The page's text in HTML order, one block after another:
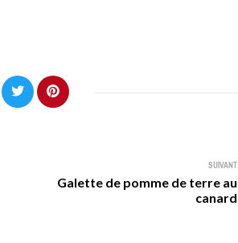
SUIVANT
Galette de pomme de terre au
canard